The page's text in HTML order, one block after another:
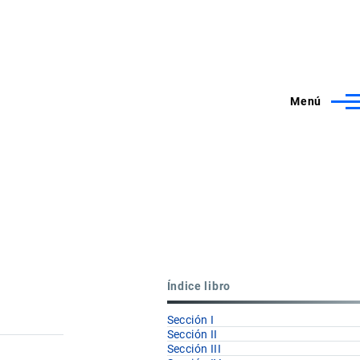
Menú
Índice libro
Sección I
Sección II
Sección III